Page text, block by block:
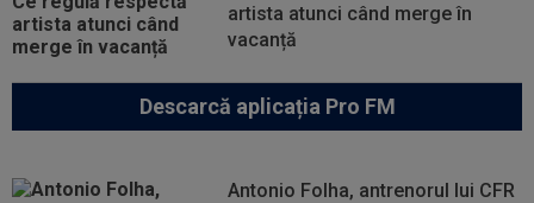
artista atunci când merge în
vacanță
Descarcă aplicația Pro FM
Antonio Folha, antrenorul lui CFR